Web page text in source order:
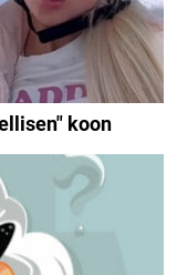
koon